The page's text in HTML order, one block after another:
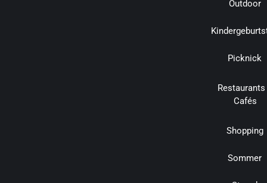
Outdoor
Picknick
Restaurants
Cafés
Shopping
Sommer